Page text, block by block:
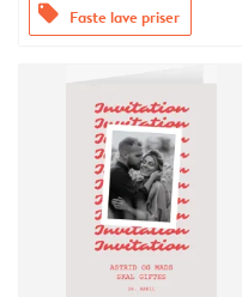
offers Faste lave priser